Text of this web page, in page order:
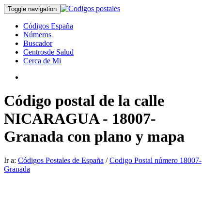
Toggle navigation
Códigos España
Números
Buscador
Centrosde Salud
Cerca de Mi
Código postal de la calle
NICARAGUA - 18007-
Granada con plano y mapa
Ir a: Códigos Postales de España /Codigo Postal número 18007-
Granada